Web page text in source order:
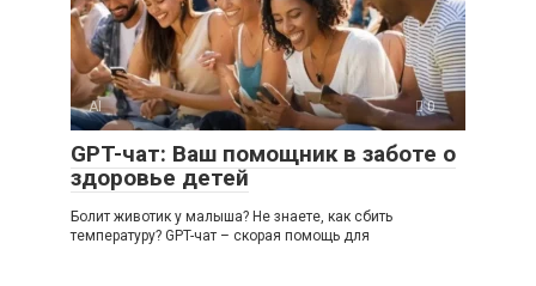
AI 0
GPT-чат: Ваш помощник в заботе о
здоровье детей
Болит животик у малыша? Не знаете, как сбить
температуру? GPT-чат – скорая помощь для